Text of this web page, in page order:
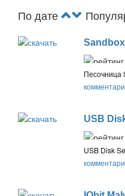
По дате
USB